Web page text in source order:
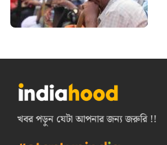
খবর পড়ুন যেটা আপনার জন্য জরুরি !!